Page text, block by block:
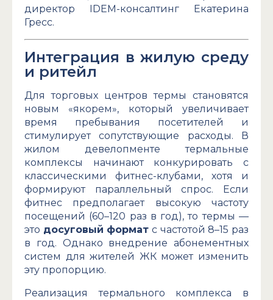
директор IDEM-консалтинг Екатерина
Гресс.
Интеграция в жилую среду
и ритейл
Для торговых центров термы становятся
новым «якорем», который увеличивает
время пребывания посетителей и
стимулирует сопутствующие расходы. В
жилом девелопменте термальные
комплексы начинают конкурировать с
классическими фитнес-клубами, хотя и
формируют параллельный спрос. Если
фитнес предполагает высокую частоту
посещений (60–120 раз в год), то термы —
это досуговый формат с частотой 8–15 раз
в год. Однако внедрение абонементных
систем для жителей ЖК может изменить
эту пропорцию.
Реализация термального комплекса в